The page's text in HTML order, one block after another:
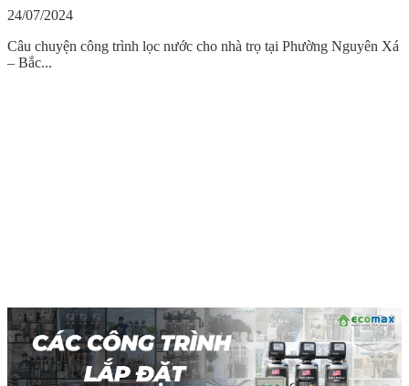
24/07/2024
Câu chuyện công trình lọc nước cho nhà trọ tại Phường Nguyên Xá
– Bắc...